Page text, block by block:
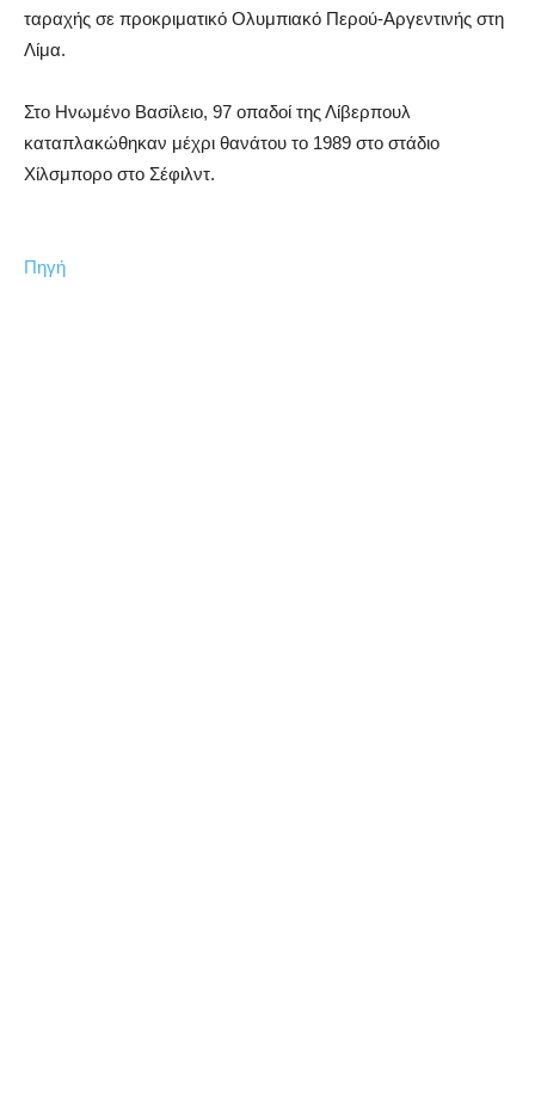
ταραχής σε προκριματικό Ολυμπιακό Περού-Αργεντινής στη
Λίμα.
Στο Ηνωμένο Βασίλειο, 97 οπαδοί της Λίβερπουλ
καταπλακώθηκαν μέχρι θανάτου το 1989 στο στάδιο
Χίλσμπορο στο Σέφιλντ.
Πηγή